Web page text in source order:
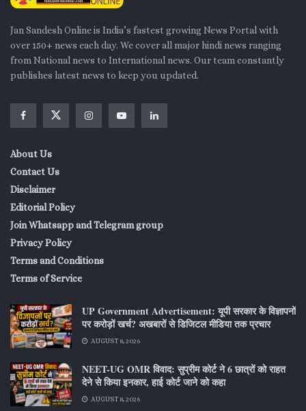
Jan Sandesh Online is India’s fastest growing News Portal with
over 150+ news each day. We cover all major hindi news ranging
from National news to International news. Our team constantly
publishes latest news to keep you updated.
About Us
Contact Us
Disclaimer
Editorial Policy
Join Whatsapp and Telegram group
Privacy Policy
Terms and Conditions
Terms of Service
UP Government Advertisement: यूपी सरकार के विज्ञापनों
पर करोड़ों खर्च? अखबारों से डिजिटल मीडिया तक प्रचार
AUGUST 8, 2026
NEET-UG OMR विवाद: सुप्रीम कोर्ट ने 6 छात्रों को राहत
देने से किया इनकार, हाई कोर्ट जाने को कहा
AUGUST 8, 2026